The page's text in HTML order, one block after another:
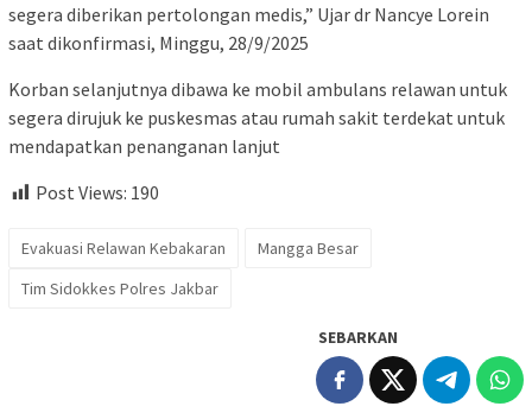
segera diberikan pertolongan medis,” Ujar dr Nancye Lorein
saat dikonfirmasi, Minggu, 28/9/2025
Korban selanjutnya dibawa ke mobil ambulans relawan untuk
segera dirujuk ke puskesmas atau rumah sakit terdekat untuk
mendapatkan penanganan lanjut
Post Views: 190
Evakuasi Relawan Kebakaran
Mangga Besar
Tim Sidokkes Polres Jakbar
SEBARKAN